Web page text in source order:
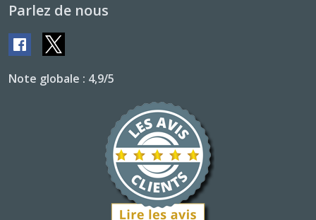
Parlez de nous
Note globale : 4,9/5